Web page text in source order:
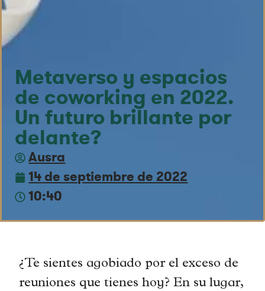
Metaverso y espacios
de coworking en 2022.
Un futuro brillante por
delante?
Ausra
14 de septiembre de 2022
10:40
¿Te sientes agobiado por el exceso de
reuniones que tienes hoy? En su lugar,